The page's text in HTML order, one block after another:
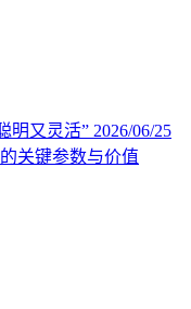
明又灵活” 2026/06/25
关键参数与价值